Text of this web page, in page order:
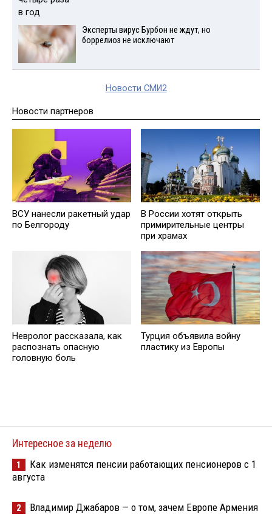
Эксперты вирус Бурбон не ждут, но
боррелиоз не исключают
Новости СМИ2
Новости партнеров
ВСУ нанесли ракетный удар
по Белгороду
В России хотят открыть
примирительные центры
при храмах
Невролог рассказала, как
распознать опасную
головную боль
Турция объявила войну
пластику из Европы
Интересное за неделю
1
Как изменятся пенсии работающих пенсионеров с 1
августа
2 Владимир Джабаров — о том, зачем Европе Армения